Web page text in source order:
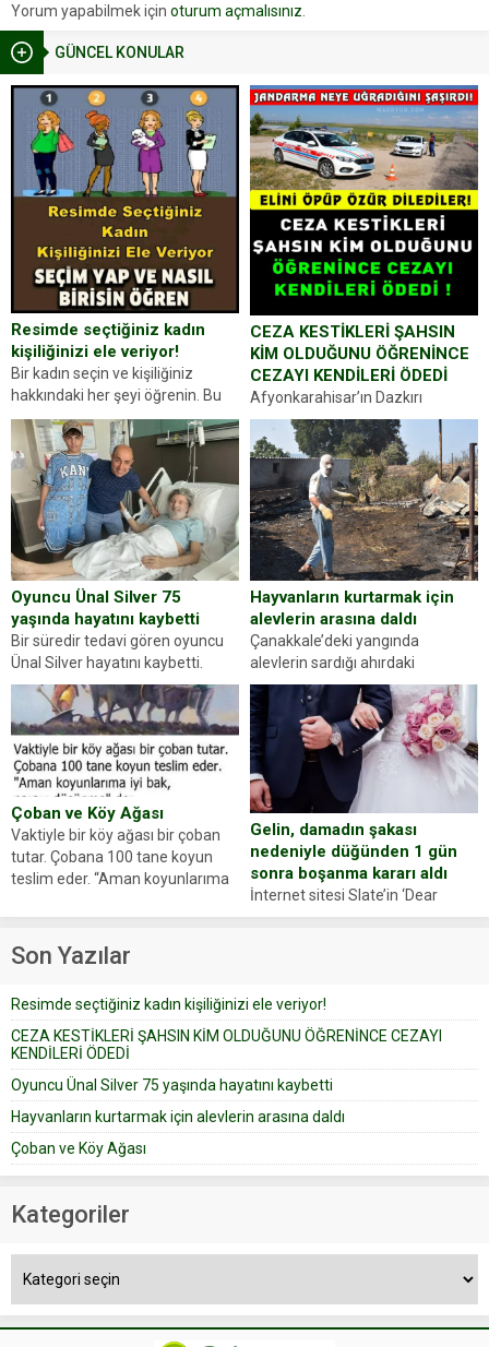
GÜNCEL KONULAR
Resimde seçtiğiniz kadın
kişiliğinizi ele veriyor!
Bir kadın seçin ve kişiliğiniz
hakkındaki her şeyi öğrenin. Bu
kez karşınıza oldukça farklı bir
kişilik testiyle çıkıyoruz. Resimde
gördüğünüz kadın figürlerinden
dikkatinizi en...
CEZA KESTİKLERİ ŞAHSIN
KİM OLDUĞUNU ÖĞRENİNCE
CEZAYI KENDİLERİ ÖDEDİ
Afyonkarahisar’ın Dazkırı
ilçesinde trafik uygulaması
yapan jandarma ekipleri
durdurdukları bir otomobilin
sürücüsünden ehliyet ve ruhsat
sorup belgelerini istedi. Sürücü
Abdurrahman Ö.nün verdiği
evraklarda eksik olduğunu...
Oyuncu Ünal Silver 75
yaşında hayatını kaybetti
Bir süredir tedavi gören oyuncu
Ünal Silver hayatını kaybetti.
Haberi, oyuncunun menajerlik
ajansı duyurdu. Renda Güner,
sosyal medya hesabında “Usta
Oyuncumuz ve çok değerli
dostumuz...
Hayvanların kurtarmak için
alevlerin arasına daldı
Çanakkale’deki yangında
alevlerin sardığı ahırdaki
hayvanlarını kurtarmak isteyen
Zeki Demir (66) ölümden döndü.
Yüzünde ve ellerinde yanıklar
oluşan Demir, kâbus dolu anları
anlattı… Merkeze bağlı...
Çoban ve Köy Ağası
Vaktiyle bir köy ağası bir çoban
tutar. Çobana 100 tane koyun
teslim eder. “Aman koyunlarıma
Çoban koyunları alır gider. Aylar...
Gelin, damadın şakası
nedeniyle düğünden 1 gün
sonra boşanma kararı aldı
İnternet sitesi Slate’in ‘Dear
Prudence’ isimli tavsiye köşesine
yapıştırdığı için düğünden...
Son Yazılar
Resimde seçtiğiniz kadın kişiliğinizi ele veriyor!
CEZA KESTİKLERİ ŞAHSIN KİM OLDUĞUNU ÖĞRENİNCE CEZAYI
KENDİLERİ ÖDEDİ
Oyuncu Ünal Silver 75 yaşında hayatını kaybetti
Hayvanların kurtarmak için alevlerin arasına daldı
Çoban ve Köy Ağası
Kategoriler
Yorum yapabilmek için oturum açmalısınız